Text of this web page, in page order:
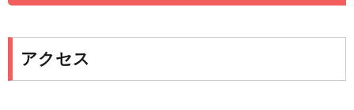
アクセス